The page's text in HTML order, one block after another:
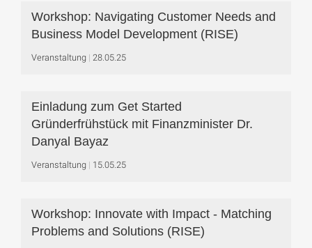
Workshop: Navigating Customer Needs and
Business Model Development (RISE)
Veranstaltung 28.05.25
Einladung zum Get Started
Gründerfrühstück mit Finanzminister Dr.
Danyal Bayaz
Veranstaltung 15.05.25
Workshop: Innovate with Impact - Matching
Problems and Solutions (RISE)